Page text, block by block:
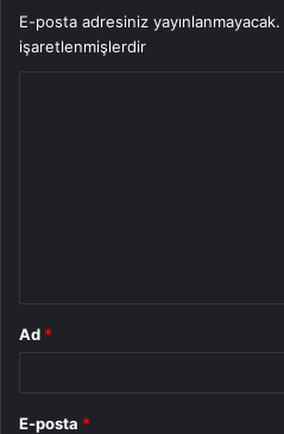
E-posta adresiniz yayınlanmayacak.
işaretlenmişlerdir
Ad *
E-posta *